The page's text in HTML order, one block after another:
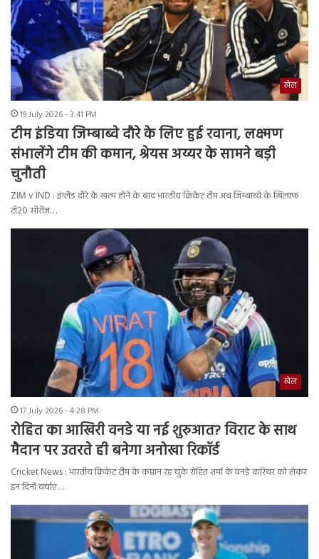
खेल
19 July 2026 - 3:41 PM
टीम इंडिया जिम्बाब्वे दौरे के लिए हुई रवाना, लक्ष्मण
संभालेंगे टीम की कमान, श्रेयस अय्यर के सामने बड़ी
चुनौती
ZIM v IND : इंग्लैंड दौरे के खत्म होने के बाद भारतीय क्रिकेट टीम अब जिम्बाब्वे के खिलाफ
टी20 सीरीज…
खेल
17 July 2026 - 4:28 PM
रोहित का आखिरी वनडे या नई शुरुआत? विराट के साथ
मैदान पर उतरते ही बनेगा अनोखा रिकॉर्ड
Cricket News : भारतीय क्रिकेट टीम के कप्तान रह चुके रोहित शर्मा के वनडे करियर को लेकर
इन दिनों चर्चाएं…